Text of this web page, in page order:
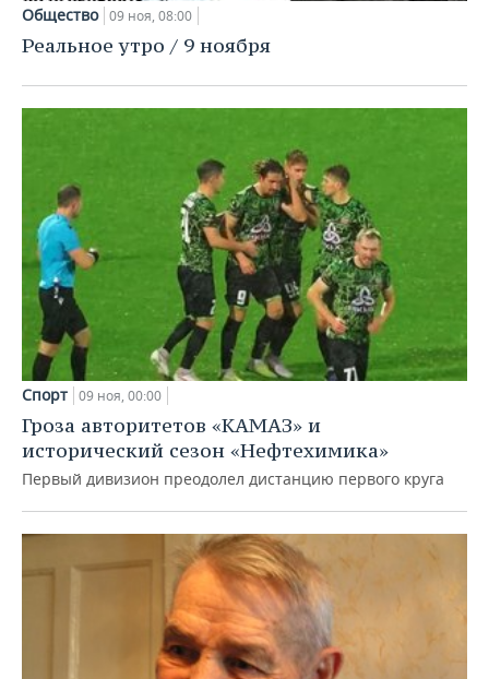
Общество 09 ноя, 08:00
Реальное утро / 9 ноября
Спорт 09 ноя, 00:00
Гроза авторитетов «КАМАЗ» и
исторический сезон «Нефтехимика»
Первый дивизион преодолел дистанцию первого круга